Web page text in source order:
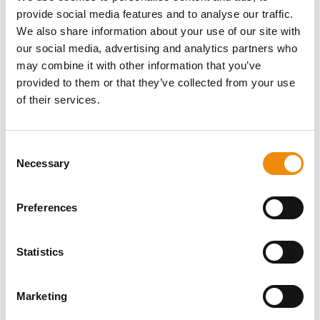
provide social media features and to analyse our traffic.
We also share information about your use of our site with
our social media, advertising and analytics partners who
may combine it with other information that you’ve
provided to them or that they’ve collected from your use
of their services.
Selection
Necessary
Preferences
Statistics
Marketing
HABEN SIE EINE
FRAGE ZU DIESEM
Persönliche Beratung